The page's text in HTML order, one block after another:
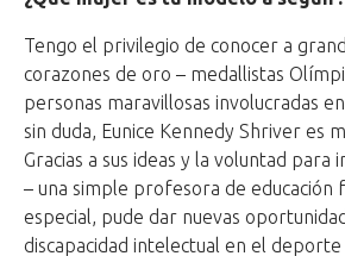
Tengo el privilegio de conocer a
corazones de oro – medallistas
personas maravillosas involucradas
sin duda, Eunice Kennedy Shriver es
Gracias a sus ideas y la voluntad para
– una simple profesora de educación
especial, pude dar nuevas
discapacidad intelectual en el deporte